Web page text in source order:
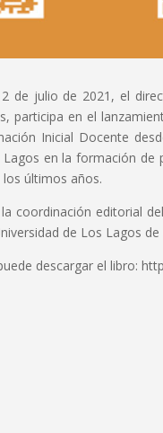
de julio de 2021, el
participa en el
Inicial Docente
en la formación de
últimos años.
coordinación editorial
de Los Lagos
descargar el libro: